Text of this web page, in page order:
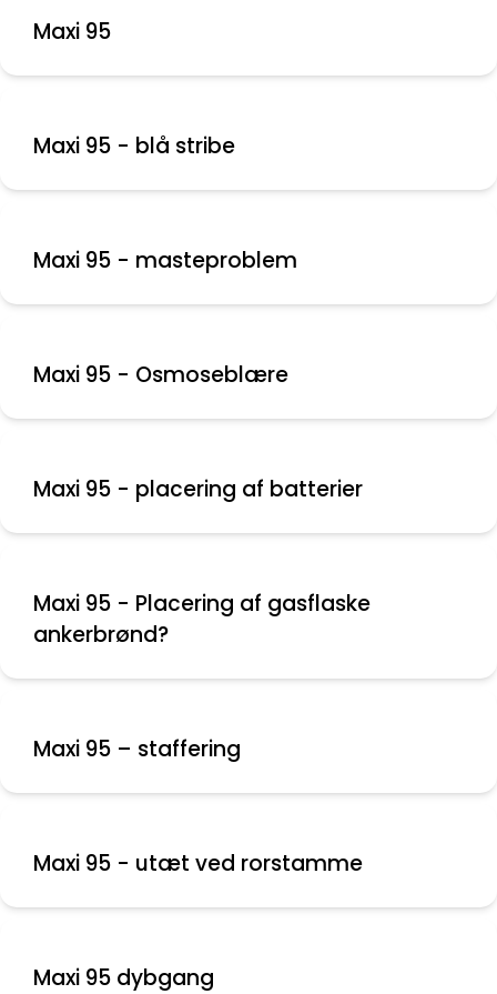
Maxi 95
Maxi 95 - blå stribe
Maxi 95 - masteproblem
Maxi 95 - Osmoseblære
Maxi 95 - placering af batterier
Maxi 95 - Placering af gasflaske
ankerbrønd?
Maxi 95 – staffering
Maxi 95 - utæt ved rorstamme
Maxi 95 dybgang